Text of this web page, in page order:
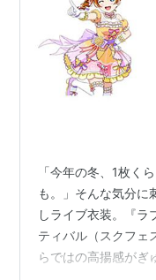
「今年の冬、1枚く
も。」そんな気分に
しライブ衣装。『ラ
ティバル（スクフェ
らではの高揚感がぎ